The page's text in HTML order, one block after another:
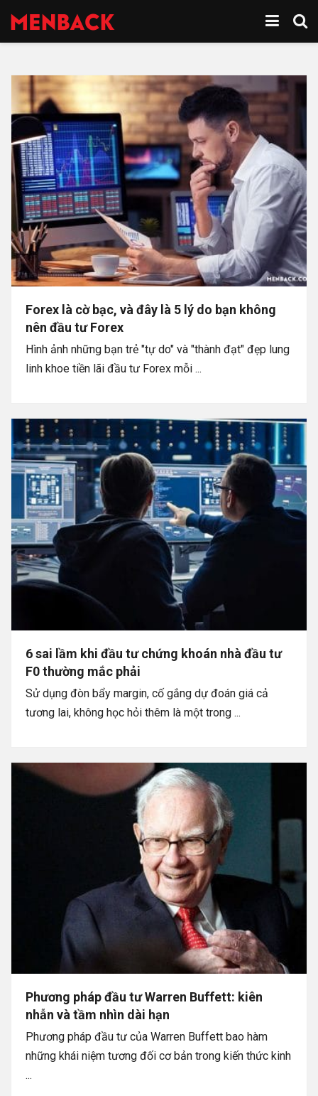
Forex là cờ bạc, và đây là 5 lý do bạn không
nên đầu tư Forex
Hình ảnh những bạn trẻ "tự do" và "thành đạt" đẹp lung
linh khoe tiền lãi đầu tư Forex mỗi ...
6 sai lầm khi đầu tư chứng khoán nhà đầu tư
F0 thường mắc phải
Sử dụng đòn bẩy margin, cố gắng dự đoán giá cả
tương lai, không học hỏi thêm là một trong ...
Phương pháp đầu tư Warren Buffett: kiên
nhẫn và tầm nhìn dài hạn
Phương pháp đầu tư của Warren Buffett bao hàm
những khái niệm tương đối cơ bản trong kiến thức kinh
...